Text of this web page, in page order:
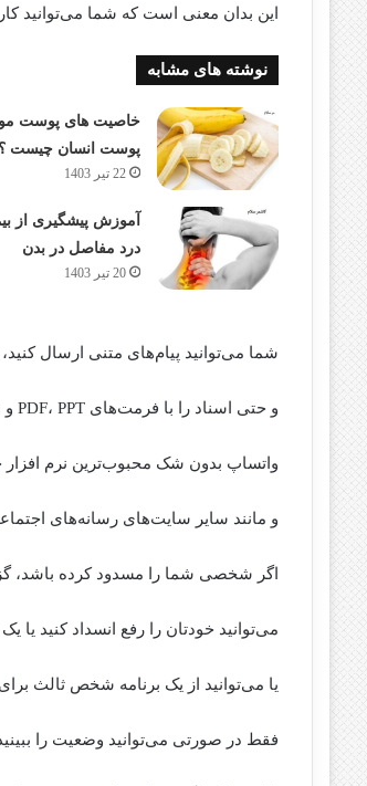
این بدان معنی است که شما می‌توانید
نوشته های مشابه
خاصیت های پوست
پوست انسان چیست ؟
22 تیر 1403
آموزش پیشگیری از
درد مفاصل در بدن
20 تیر 1403
شما می‌توانید پیام‌های متنی ارسال
و حتی اسناد را با فرمت‌های PDF، PPT و سایر فرمت‌ها انتقال دهید.
واتساپ بدون شک محبوب‌ترین نرم
و مانند سایر سایت‌های رسانه‌های
اگر شخصی شما را مسدود کرده باشد،
می‌توانید خودتان را رفع انسداد کنید یا
یا می‌توانید از یک برنامه شخص ثالث
فقط در صورتی می‌توانید وضعیت را